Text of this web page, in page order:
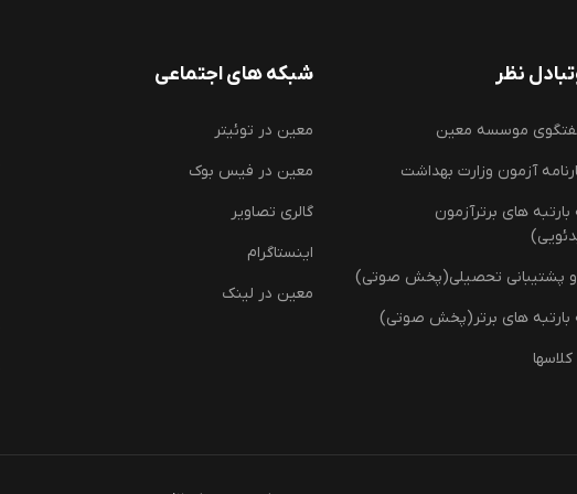
نظر
موسسه معین
آزمون وزارت بهداشت
های برترآزمون
و پشتیبانی تحصیلی(پخش صوتی)
بارتبه های برتر(پخش صوتی)
شبکه های اجتماعی
معین در توئیتر
معین در فیس بوک
گالری تصاویر
اینستاگرام
معین در لینک